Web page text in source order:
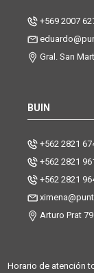
+569 2007
Gral. San
BUIN
+562 2821
+562 2821
+562 2821
Arturo Prat
Horario de atención